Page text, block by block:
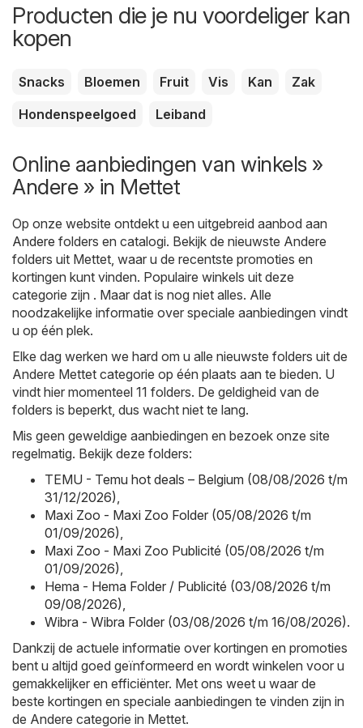
Producten die je nu voordeliger kan
kopen
Snacks Bloemen Fruit Vis Kan
Zak
Hondenspeelgoed
Leiband
Online aanbiedingen van winkels »
Andere » in Mettet
Op onze website ontdekt u een uitgebreid aanbod aan
Andere folders en catalogi. Bekijk de nieuwste Andere
folders uit Mettet, waar u de recentste promoties en
kortingen kunt vinden. Populaire winkels uit deze
categorie zijn . Maar dat is nog niet alles. Alle
noodzakelijke informatie over speciale aanbiedingen vindt
u op één plek.
Elke dag werken we hard om u alle nieuwste folders uit de
Andere Mettet categorie op één plaats aan te bieden. U
vindt hier momenteel 11 folders. De geldigheid van de
folders is beperkt, dus wacht niet te lang.
Mis geen geweldige aanbiedingen en bezoek onze site
regelmatig. Bekijk deze folders:
TEMU - Temu hot deals – Belgium (08/08/2026 t/m
31/12/2026)
Maxi Zoo - Maxi Zoo Folder (05/08/2026 t/m
01/09/2026)
Maxi Zoo - Maxi Zoo Publicité (05/08/2026 t/m
01/09/2026)
Hema - Hema Folder / Publicité (03/08/2026 t/m
09/08/2026)
Wibra - Wibra Folder (03/08/2026 t/m 16/08/2026).
Dankzij de actuele informatie over kortingen en promoties
bent u altijd goed geïnformeerd en wordt winkelen voor u
gemakkelijker en efficiënter. Met ons weet u waar de
beste kortingen en speciale aanbiedingen te vinden zijn in
de Andere categorie in Mettet.